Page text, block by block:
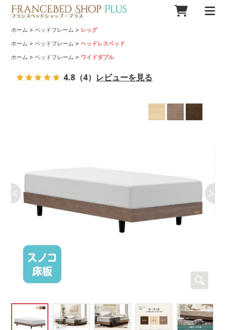
ホーム >ベッドフレーム > レッグ
ホーム >ベッドフレーム >ヘッドレスベッド
ホーム >ベッドフレーム > ワイドダブル
4.8 （4） レビューを見る